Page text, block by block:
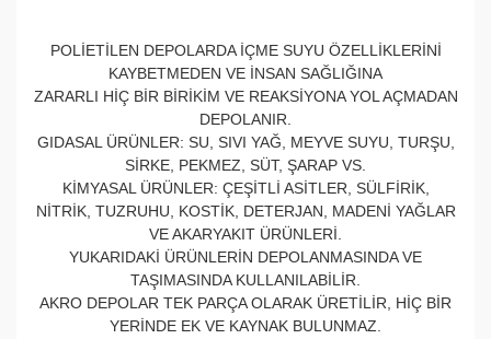
POLİETİLEN DEPOLARDA İÇME SUYU ÖZELLİKLERİNİ
KAYBETMEDEN VE İNSAN SAĞLIĞINA
ZARARLI HİÇ BİR BİRİKİM VE REAKSİYONA YOL AÇMADAN
DEPOLANIR.
GIDASAL ÜRÜNLER: SU, SIVI YAĞ, MEYVE SUYU, TURŞU,
SİRKE, PEKMEZ, SÜT, ŞARAP VS.
KİMYASAL ÜRÜNLER: ÇEŞİTLİ ASİTLER, SÜLFİRİK,
NİTRİK, TUZRUHU, KOSTİK, DETERJAN, MADENİ YAĞLAR
VE AKARYAKIT ÜRÜNLERİ.
YUKARIDAKİ ÜRÜNLERİN DEPOLANMASINDA VE
TAŞIMASINDA KULLANILABİLİR.
AKRO DEPOLAR TEK PARÇA OLARAK ÜRETİLİR, HİÇ BİR
YERİNDE EK VE KAYNAK BULUNMAZ.